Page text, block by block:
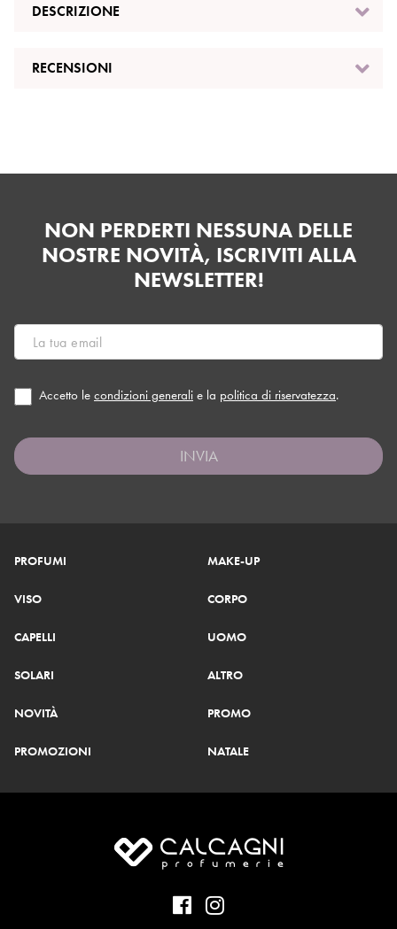
DESCRIZIONE
RECENSIONI
NON PERDERTI NESSUNA DELLE
NOSTRE NOVITÀ, ISCRIVITI ALLA
NEWSLETTER!
Accetto le condizioni generali e la politica di riservatezza.
INVIA
PROFUMI MAKE-UP
VISO CORPO
CAPELLI UOMO
SOLARI ALTRO
NOVITÀ PROMO
PROMOZIONI NATALE